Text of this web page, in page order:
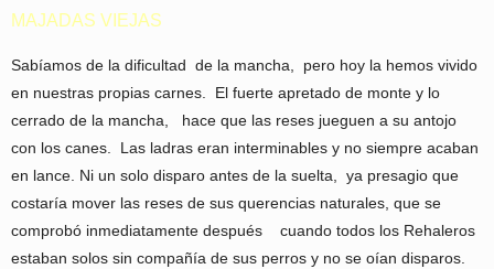
MAJADAS VIEJAS
Sabíamos de la dificultad de la mancha, pero hoy la hemos vivido
en nuestras propias carnes. El fuerte apretado de monte y lo
cerrado de la mancha, hace que las reses jueguen a su antojo
con los canes. Las ladras eran interminables y no siempre acaban
en lance. Ni un solo disparo antes de la suelta, ya presagio que
costaría mover las reses de sus querencias naturales, que se
comprobó inmediatamente después cuando todos los Rehaleros
estaban solos sin compañía de sus perros y no se oían disparos.